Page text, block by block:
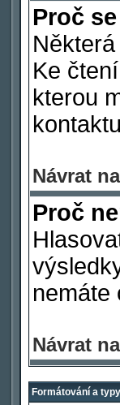
Proč
Ke
kterou
Návrat
Proč
nemáte
Návrat
Formátování a